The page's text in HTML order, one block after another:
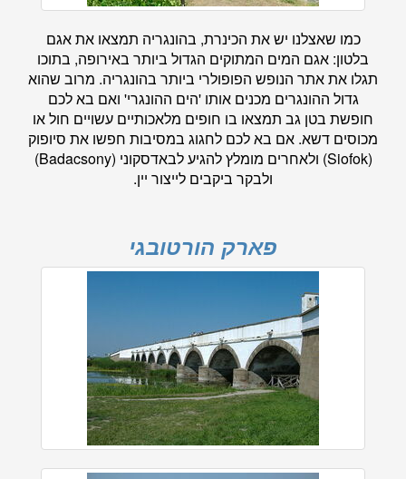
כמו שאצלנו יש את הכינרת, בהונגריה תמצאו את אגם
בלטון: אגם המים המתוקים הגדול ביותר באירופה, בתוכו
תגלו את אתר הנופש הפופולרי ביותר בהונגריה. מרוב שהוא
גדול ההונגרים מכנים אותו 'הים ההונגרי' ואם בא לכם
חופשת בטן גב תמצאו בו חופים מלאכותיים עשויים חול או
מכוסים דשא. אם בא לכם לחגוג במסיבות חפשו את סיופוק
(Siofok) ולאחרים מומלץ להגיע לבאדסקוני (Badacsony)
ולבקר ביקבים לייצור יין.
פארק הורטובגי